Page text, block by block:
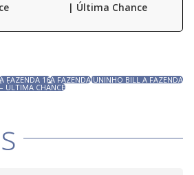
| Última Chance
A FAZENDA 16A FAZENDAJUNINHO BILL A FAZENDA
ÚLTIMA CHANCE